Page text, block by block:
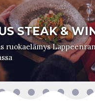
STEAK &
ruokaelämys